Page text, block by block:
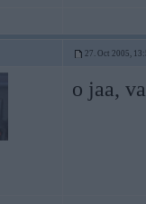
27. Oct 2005,
o jaa,